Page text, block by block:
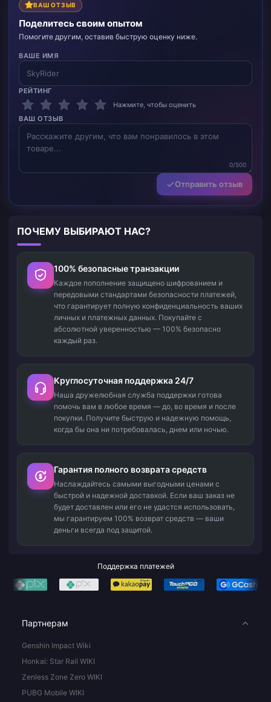
ВАШ ОТЗЫВ
Поделитесь своим опытом
Помогите другим, оставив быструю оценку ниже.
ВАШЕ ИМЯ
РЕЙТИНГ
Нажмите, чтобы оценить
ВАШ ОТЗЫВ
0/500
Отправить отзыв
ПОЧЕМУ ВЫБИРАЮТ НАС?
100% безопасные транзакции
Каждое пополнение защищено шифрованием и
передовыми стандартами безопасности платежей,
что гарантирует полную конфиденциальность ваших
личных и платежных данных. Покупайте с
абсолютной уверенностью — 100% безопасно
каждый раз.
Круглосуточная поддержка 24/7
Наша дружелюбная служба поддержки готова
помочь вам в любое время — до, во время и после
покупки. Получите быструю и надежную помощь,
когда бы она ни потребовалась, днем или ночью.
Гарантия полного возврата средств
Наслаждайтесь самыми выгодными ценами с
быстрой и надежной доставкой. Если ваш заказ не
будет доставлен или его не удастся использовать,
мы гарантируем 100% возврат средств — ваши
деньги всегда под защитой.
Поддержка платежей
Партнерам
Genshin Impact Wiki
Honkai: Star Rail WIKI
Zenless Zone Zero WIKI
PUBG Mobile WIKI